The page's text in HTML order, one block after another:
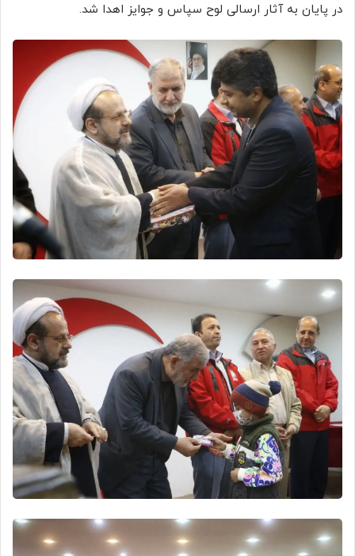
در پایان به آثار ارسالی لوح سپاس و جوایز اهدا شد.